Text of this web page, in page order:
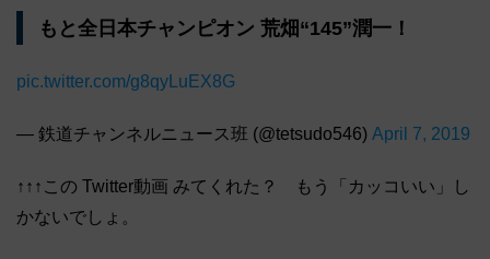
もと全日本チャンピオン 荒畑“145”潤一！
pic.twitter.com/g8qyLuEX8G
— 鉄道チャンネルニュース班 (@tetsudo546) April 7, 2019
↑↑↑この Twitter動画 みてくれた？ もう「カッコいい」し
かないでしょ。